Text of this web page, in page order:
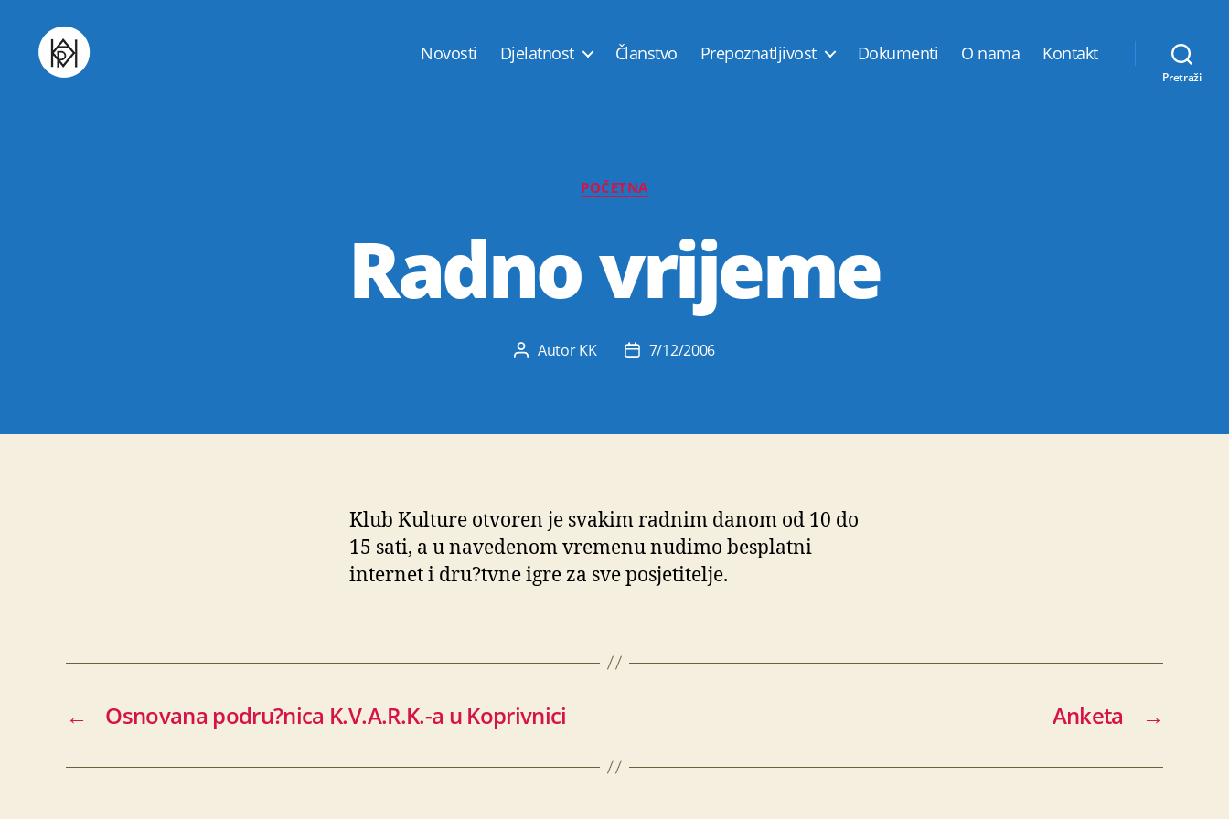
Novosti Djelatnost Članstvo Prepoznatljivost Dokumenti O nama Kontakt
Pretraži
Kategorije
POČETNA
Radno vrijeme
AutorAutorKK
Datum
7/12/2006
Klub Kulture otvoren je svakim radnim danom od 10 do
15 sati, a u navedenom vremenu nudimo besplatni
internet i dru?tvne igre za sve posjetitelje.
← Osnovana podru?nica K.V.A.R.K.-a u Koprivnici →
Anketa